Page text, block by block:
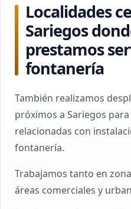
Localidades
Sariegos
prestamos
fontanería
También realizamos
próximos a Sariegos
relacionadas con
fontanería.
Trabajamos tanto en
áreas comerciales y